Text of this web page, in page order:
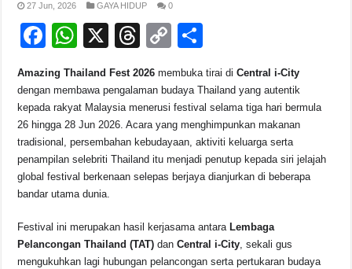
27 Jun, 2026 GAYA HIDUP 0
F
c
e
b
o
o
W
at
s
A
p
p
X
T
e
a
d
s
C
p
y
Li
n
k
ar
e
Amazing Thailand Fest 2026 membuka tirai diCentral i-City
dengan membawa pengalaman budaya Thailand yang autentik
kepada rakyat Malaysia menerusi festival selama tiga hari bermula
26 hingga 28 Jun 2026. Acara yang menghimpunkan makanan
tradisional, persembahan kebudayaan, aktiviti keluarga serta
penampilan selebriti Thailand itu menjadi penutup kepada siri jelajah
global festival berkenaan selepas berjaya dianjurkan di beberapa
bandar utama dunia.
Festival ini merupakan hasil kerjasama antara Lembaga
Pelancongan Thailand (TAT) danCentral i-City, sekali gus
mengukuhkan lagi hubungan pelancongan serta pertukaran budaya